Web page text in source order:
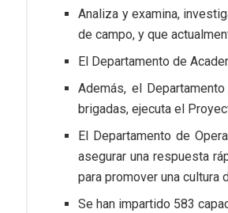
Analiza y examina,
de campo, y que
El Departamento de
Además, el
brigadas, ejecuta el
El Departamento de
asegurar una respuesta
para promover una cultura
Se han impartido 583